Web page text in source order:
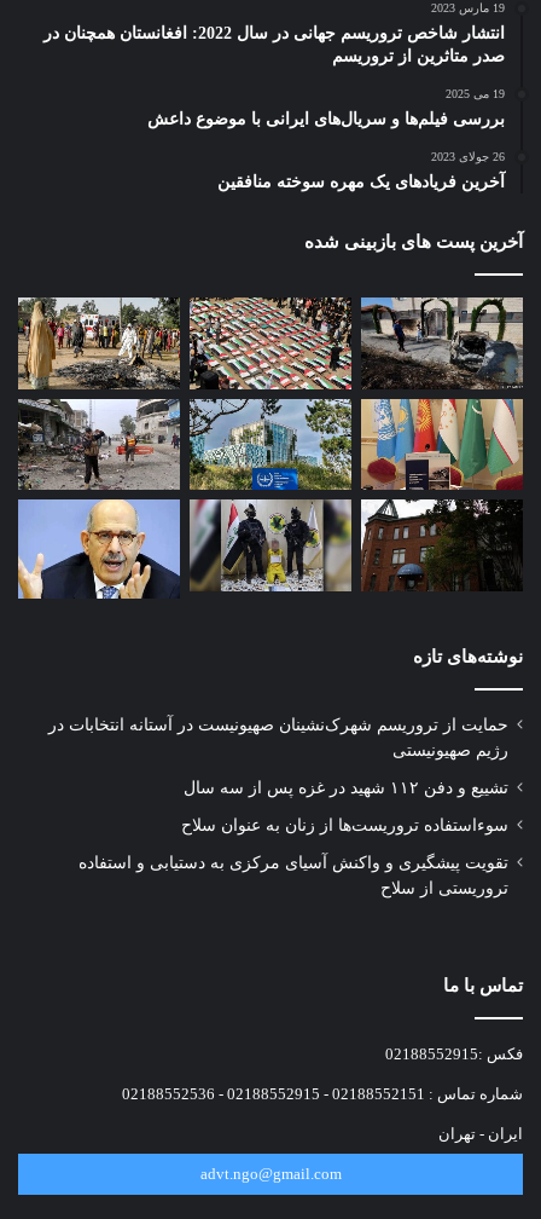
19 مارس 2023
انتشار شاخص تروریسم جهانی در سال 2022: افغانستان همچنان در
صدر متاثرین از تروریسم
19 می 2025
بررسی فیلم‌ها و سریال‌های ایرانی با موضوع داعش
26 جولای 2023
آخرین فریادهای یک مهره سوخته منافقین
آخرین پست های بازبینی شده
نوشته‌های تازه
حمایت از تروریسم شهرک‌نشینان صهیونیست در آستانه انتخابات در
رژیم صهیونیستی
تشییع و دفن ۱۱۲ شهید در غزه پس از سه سال
سوءاستفاده تروریست‌ها از زنان به عنوان سلاح
تقویت پیشگیری و واکنش آسیای مرکزی به دستیابی و استفاده
تروریستی از سلاح
تماس با ما
فکس :02188552915
شماره تماس : 02188552151 - 02188552915 - 02188552536
ایران - تهران
advt.ngo@gmail.com